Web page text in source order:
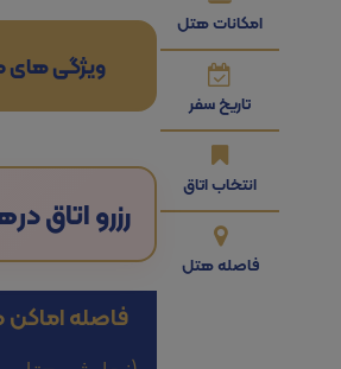
امکانات هتل
تاریخ سفر
انتخاب اتاق
فاصله هتل
ویژگی های
رزرو اتاق در
فاصله اماکن